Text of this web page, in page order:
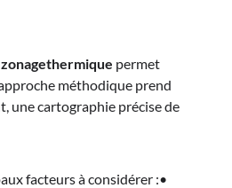
zonagethermique permet
méthodique prend
une cartographie précise de
facteurs à considérer :•